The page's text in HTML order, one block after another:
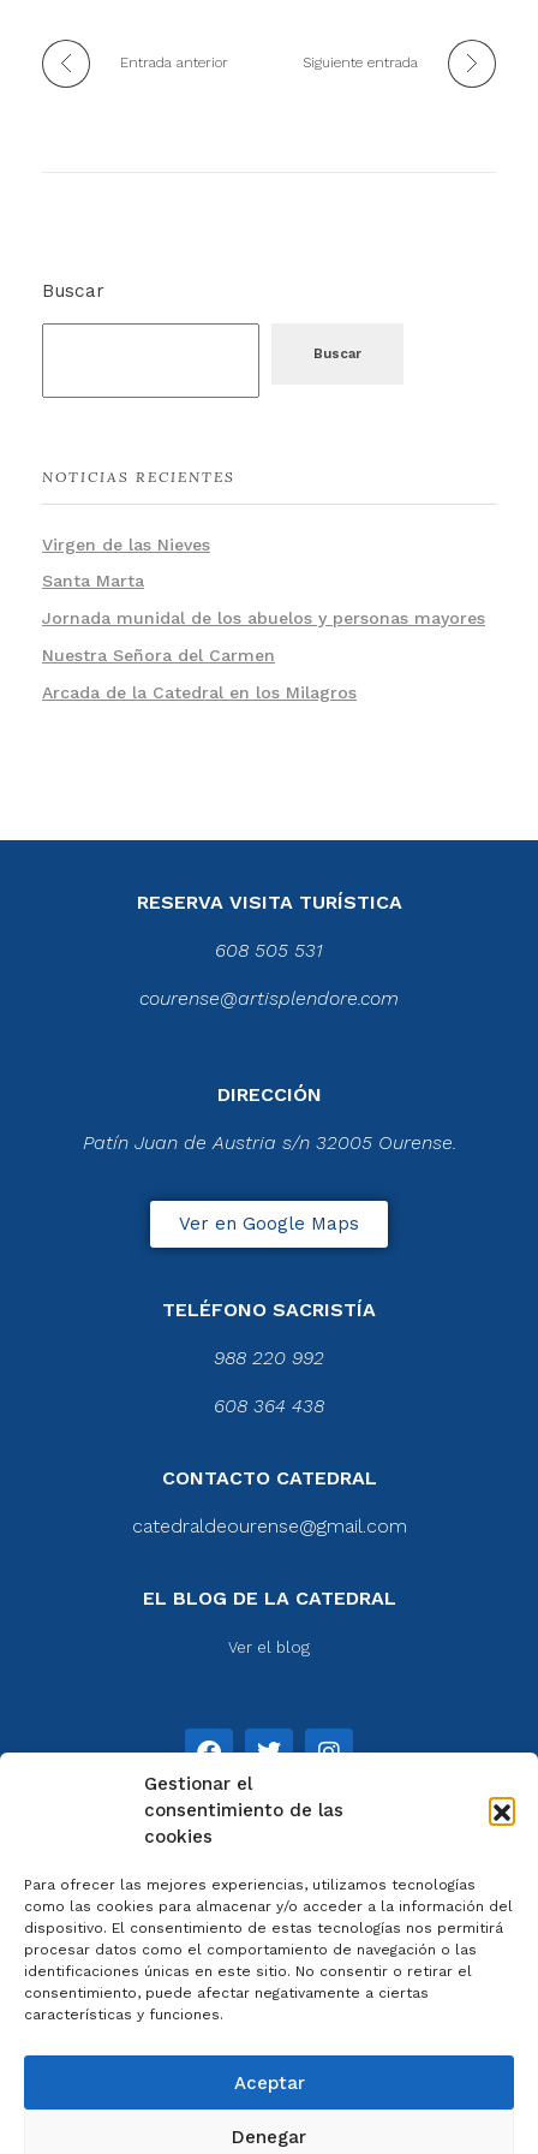
Gestionar el
consentimiento de las
cookies
Para ofrecer las mejores experiencias, utilizamos tecnologías
como las cookies para almacenar y/o acceder a la información del
dispositivo. El consentimiento de estas tecnologías nos permitirá
procesar datos como el comportamiento de navegación o las
identificaciones únicas en este sitio. No consentir o retirar el
consentimiento, puede afectar negativamente a ciertas
características y funciones.
Aceptar
Denegar
Entrada anterior Siguiente entrada
Buscar
Buscar
NOTICIAS RECIENTES
Virgen de las Nieves
Santa Marta
Jornada munidal de los abuelos y personas mayores
Nuestra Señora del Carmen
Arcada de la Catedral en los Milagros
RESERVA VISITA TURÍSTICA
608 505 531
courense@artisplendore.com
DIRECCIÓN
Patín Juan de Austria s/n 32005 Ourense.
Ver en Google Maps
TELÉFONO SACRISTÍA
988 220 992
608 364 438
CONTACTO CATEDRAL
catedraldeourense@gmail.com
EL BLOG DE LA CATEDRAL
Ver el blog
Aviso legal
Política de privacidad
Cookies
Colaboradores
Condiciones generales